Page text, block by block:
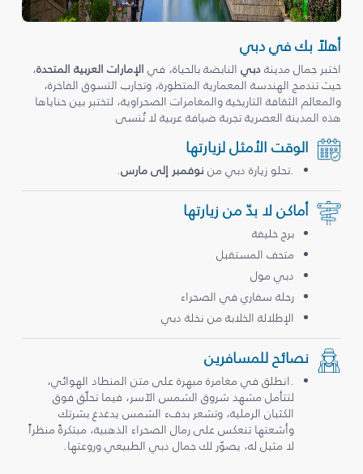
أهلاً بك في دبي
اختبر جمال مدينةدبيالنابضة بالحياة، في الإمارات العربية المتحدة،
حيث تندمج الهندسة المعمارية المتطورة، وتجارب التسوق الفاخرة،
والمعالم الثقافة التاريخية والمغامرات الصحراوية، لتختبر بين حناياها
هذه المدينة العصرية تجربة ضيافة عربية لا تُنسى
الوقت الأمثل لزيارتها
.تحلو زيارة دبي من نوفمبر إلى مارس.
أماكن لا بدّ من زيارتها
برج خليفة
متحف المستقبل
دبي مول
رحلة سفاري في الصحراء
الإطلالة الخلابة من نخلة دبي
نصائح للمسافرين
.انطلق في مغامرة مبهرة على متن المنطاد الهوائي،
لتتأمل مشهد شروق الشمس الآسر، فيما تحلّق فوق
الكثبان الرملية، وتشعر بدفء الشمس يدغدغ بشرتك
وأشعتها تنعكس على رمال الصحراء الذهبية، مبتكرةً منظراً
لا مثيل له، يصوّر لك جمال دبي الطبيعي وروعتها.